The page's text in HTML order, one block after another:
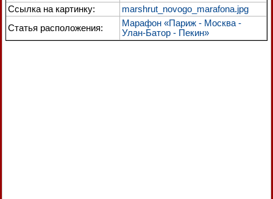
Ссылка на картинку:
marshrut_novogo_marafona.jpg
Статья расположения:
Марафон «Париж - Москва -
Улан-Батор - Пекин»